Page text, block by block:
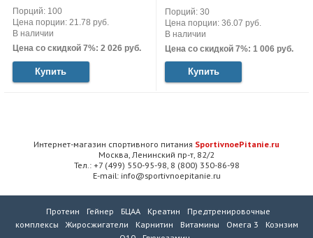
Порций: 100
Цена порции: 21.78 руб.
В наличии
Цена со скидкой 7%: 2 026 руб.
Купить
Порций: 30
Цена порции: 36.07 руб.
В наличии
Цена со скидкой 7%: 1 006 руб.
Купить
Интернет-магазин спортивного питания SportivnoePitanie.ru
Москва, Ленинский пр-т, 82/2
Тел.: +7 (499) 550-95-98, 8 (800) 350-86-98
E-mail: info@sportivnoepitanie.ru
Протеин Гейнер БЦАА Креатин
Предтренировочные
комплексы
Жиросжигатели Карнитин Витамины Омега 3
Коэнзим